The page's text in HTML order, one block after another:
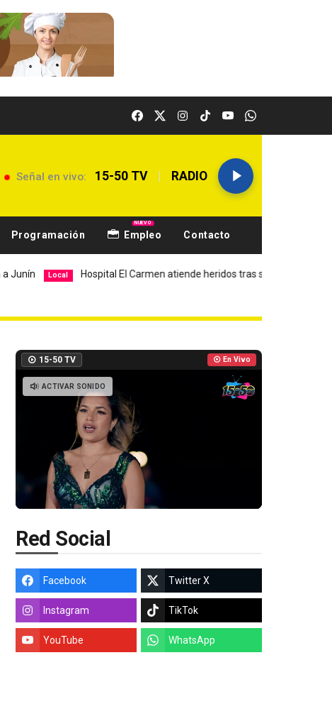
Señal en vivo: 15-50 TV | RADIO
Programación Empleo
NUEVO
Contacto
Hospital El Carmen atiende heridos tras sismo en Junín
15-50 TV En Vivo
ACTIVAR SONIDO
Red Social
Facebook Twitter X
Instagram TikTok
YouTube WhatsApp